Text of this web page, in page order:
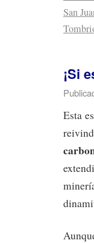
San
¡Si
Esta